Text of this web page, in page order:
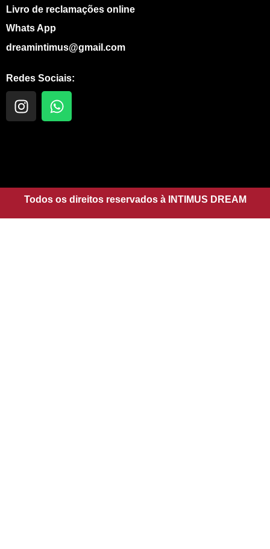
Livro de reclamações online
Whats App
dreamintimus@gmail.com
Redes Sociais:
I
n
r
a
m
W
h
p
p
Todos os direitos reservados à INTIMUS DREAM